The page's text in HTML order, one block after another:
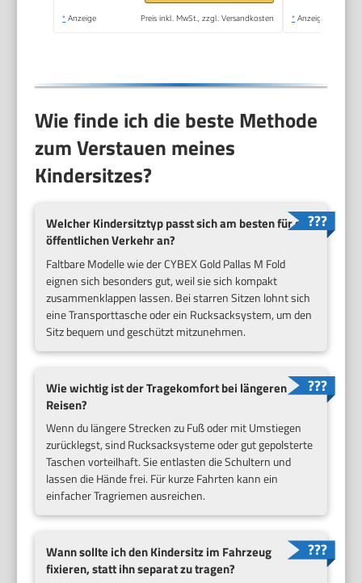
* Anzeige Preis inkl. MwSt., zzgl. Versandkosten * Anzeige
Wie finde ich die beste Methode
zum Verstauen meines
Kindersitzes?
Welcher Kindersitztyp passt sich am besten für den
öffentlichen Verkehr an?
Faltbare Modelle wie der CYBEX Gold Pallas M Fold
eignen sich besonders gut, weil sie sich kompakt
zusammenklappen lassen. Bei starren Sitzen lohnt sich
eine Transporttasche oder ein Rucksacksystem, um den
Sitz bequem und geschützt mitzunehmen.
Wie wichtig ist der Tragekomfort bei längeren
Reisen?
Wenn du längere Strecken zu Fuß oder mit Umstiegen
zurücklegst, sind Rucksacksysteme oder gut gepolsterte
Taschen vorteilhaft. Sie entlasten die Schultern und
lassen die Hände frei. Für kurze Fahrten kann ein
einfacher Tragriemen ausreichen.
Wann sollte ich den Kindersitz im Fahrzeug
fixieren, statt ihn separat zu tragen?